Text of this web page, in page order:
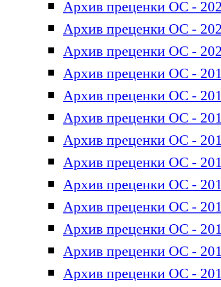
Архив преценки ОС -
Архив преценки ОС -
Архив преценки ОС -
Архив преценки ОС -
Архив преценки ОС -
Архив преценки ОС -
Архив преценки ОС -
Архив преценки ОС -
Архив преценки ОС -
Архив преценки ОС -
Архив преценки ОС -
Архив преценки ОС -
Архив преценки ОС -